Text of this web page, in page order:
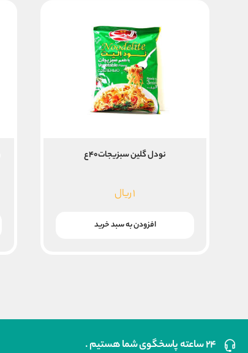
نودل گلین سبزیجات۴۰ع
۱ریال
افزودن به سبد خرید
۲۴ ساعته پاسخگوی شما هستیم .